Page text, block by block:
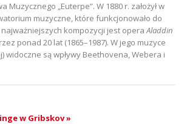
Muzycznego „Euterpe”. W 1880 r. założył w
muzyczne, które funkcjonowało do
najważniejszych kompozycji jest operaAladdin
ponad 20 lat (1865–1987). W jego muzyce
widoczne są wpływy Beethovena, Webera i
w Gribskov »